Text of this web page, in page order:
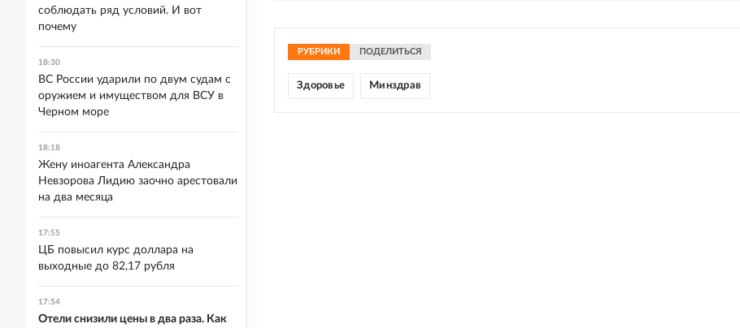
РУБРИКИ ПОДЕЛИТЬСЯ
Здоровье Минздрав
соблюдать ряд условий. И вот
почему
18:30
ВС России ударили по двум судам с
оружием и имуществом для ВСУ в
Черном море
18:18
Жену иноагента Александра
Невзорова Лидию заочно арестовали
на два месяца
17:55
ЦБ повысил курс доллара на
выходные до 82,17 рубля
17:54
Отели снизили цены в два раза. Как